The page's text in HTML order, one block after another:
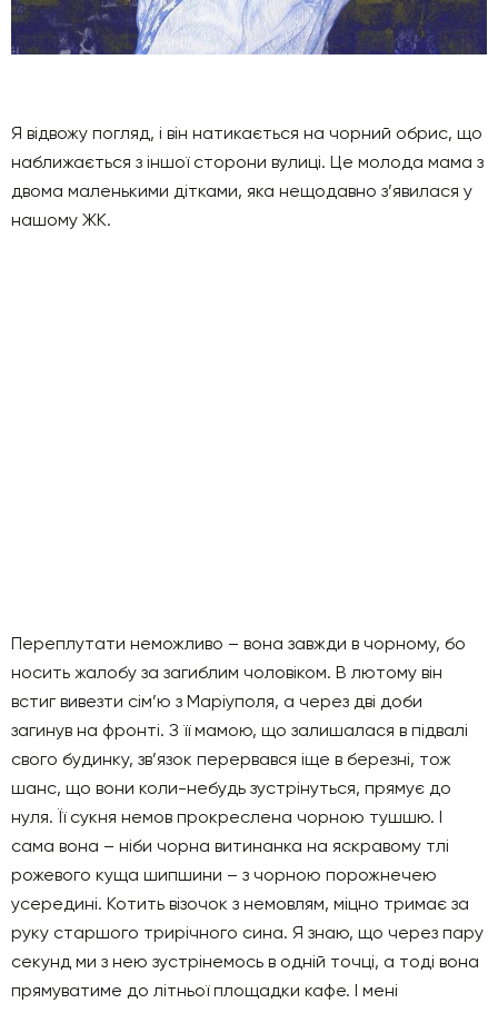
Я відвожу погляд, і він натикається на чорний обрис, що
наближається з іншої сторони вулиці. Це молода мама з
двома маленькими дітками, яка нещодавно з’явилася у
нашому ЖК.
Переплутати неможливо – вона завжди в чорному, бо
носить жалобу за загиблим чоловіком. В лютому він
встиг вивезти сім’ю з Маріуполя, а через дві доби
загинув на фронті. З її мамою, що залишалася в підвалі
свого будинку, зв’язок перервався іще в березні, тож
шанс, що вони коли-небудь зустрінуться, прямує до
нуля. Її сукня немов прокреслена чорною тушшю. І
сама вона – ніби чорна витинанка на яскравому тлі
рожевого куща шипшини – з чорною порожнечею
усередині. Котить візочок з немовлям, міцно тримає за
руку старшого трирічного сина. Я знаю, що через пару
секунд ми з нею зустрінемось в одній точці, а тоді вона
прямуватиме до літньої площадки кафе. І мені